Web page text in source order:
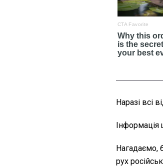
Наразі всі
Інформація
Нагадаємо,
рух